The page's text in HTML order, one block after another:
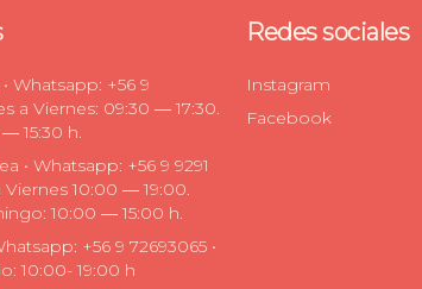
Whatsapp: +56 9
a Viernes: 09:30 ― 17:30.
15:30 h.
• Whatsapp: +56 9 9291
Viernes 10:00 ― 19:00.
10:00 ― 15:00 h.
+56 9 72693065 •
10:00- 19:00 h
Redes sociales
Instagram
Facebook